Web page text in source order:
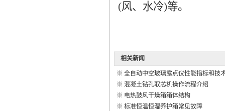
(风、水冷)等。
相关新闻
※ 全自动中空玻璃露点仪性能指标和技
※ 混凝土钻孔取芯机操作流程介绍
※ 电热鼓风干燥箱箱体结构
※ 标准恒温恒湿养护箱常见故障